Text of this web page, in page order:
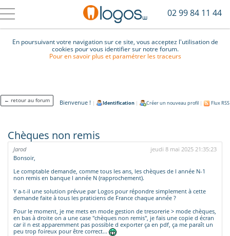
En poursuivant votre navigation sur ce site, vous acceptez l'utilisation de
cookies pour vous identifier sur notre forum.
Pour en savoir plus et paramétrer les traceurs
02 99 84 11 44
← retour au forum Bienvenue ! | Identification | Créer un nouveau profil | Flux RSS
Chèques non remis
Jarod
jeudi 8 mai 2025 21:35:23
Bonsoir,
Le comptable demande, comme tous les ans, les chèques de l année N-1
non remis en banque l année N (rapprochement).
Y a-t-il une solution prévue par Logos pour répondre simplement à cette
demande faite à tous les praticiens de France chaque année ?
Pour le moment, je me mets en mode gestion de tresorerie > mode chèques,
en bas à droite on a une case "chèques non remis", je fais une copie d écran
car il n est apparemment pas possible d exporter ça en pdf, ça me paraît un
peu trop foireux pour être correct...